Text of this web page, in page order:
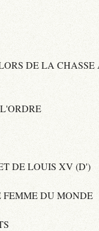
DE LA CHASSE
DE LOUIS XV (D')
FEMME DU MONDE